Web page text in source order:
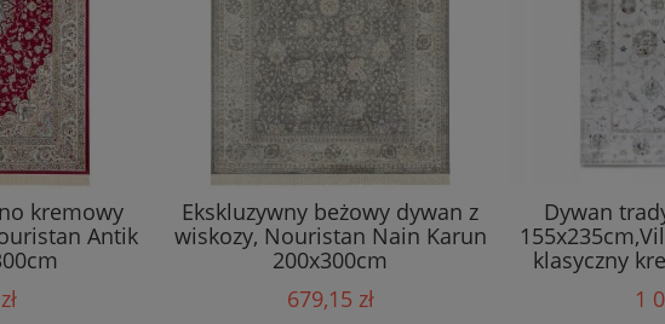
kremowy
Antik
Ekskluzywny beżowy dywan z
wiskozy, Nouristan Nain Karun
200x300cm
679,15 zł
Dywan
klasyczny
1